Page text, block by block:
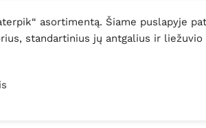
asortimentą. Šiame puslapyje
standartinius jų antgalius ir